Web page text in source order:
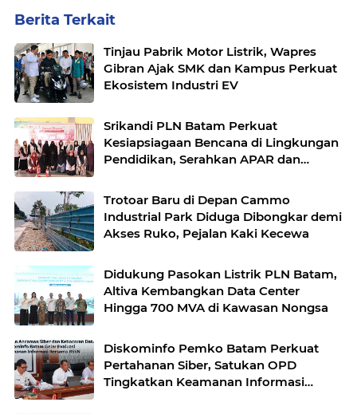
Berita Terkait
Tinjau Pabrik Motor Listrik, Wapres
Gibran Ajak SMK dan Kampus Perkuat
Ekosistem Industri EV
Srikandi PLN Batam Perkuat
Kesiapsiagaan Bencana di Lingkungan
Pendidikan, Serahkan APAR dan
Trotoar Baru di Depan Cammo
Industrial Park Diduga Dibongkar demi
Akses Ruko, Pejalan Kaki Kecewa
Didukung Pasokan Listrik PLN Batam,
Altiva Kembangkan Data Center
Hingga 700 MVA di Kawasan Nongsa
Diskominfo Pemko Batam Perkuat
Pertahanan Siber, Satukan OPD
Tingkatkan Keamanan Informasi